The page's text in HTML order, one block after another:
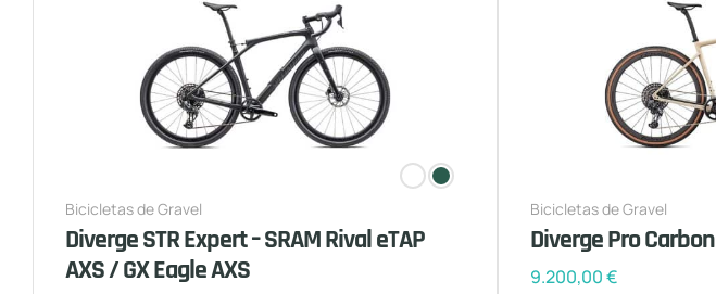
Bicicletas de Gravel
Diverge STR Expert – SRAM Rival eTAP
AXS / GX Eagle AXS
Bicicletas de Gravel
Diverge Pro Carbon
9.200,00€